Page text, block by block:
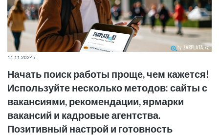
11.11.2024 г.
Начать поиск работы проще, чем кажется!
Используйте несколько методов: сайты с
вакансиями, рекомендации, ярмарки
вакансий и кадровые агентства.
Позитивный настрой и готовность